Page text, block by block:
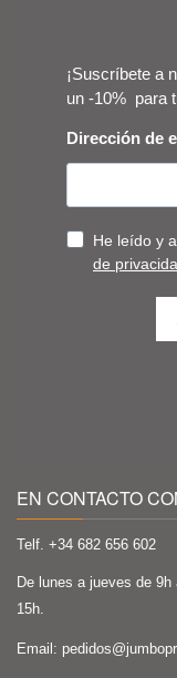
EN CONTACTO
Telf. +34 682 656 602
De lunes a jueves de
15h.
Email: